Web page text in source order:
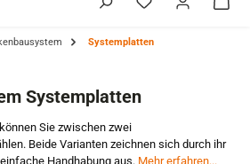
Systemplatten
Systemplatten
Sie zwischen zwei
Beide Varianten zeichnen sich durch ihr
Handhabung aus. Mehr erfahren...